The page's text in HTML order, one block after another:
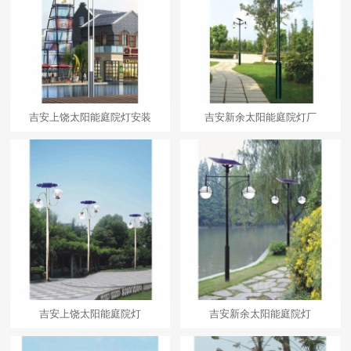
吉安上饶太阳能庭院灯安装 吉安新余太阳能庭院灯厂
吉安上饶太阳能庭院灯 吉安新余太阳能庭院灯